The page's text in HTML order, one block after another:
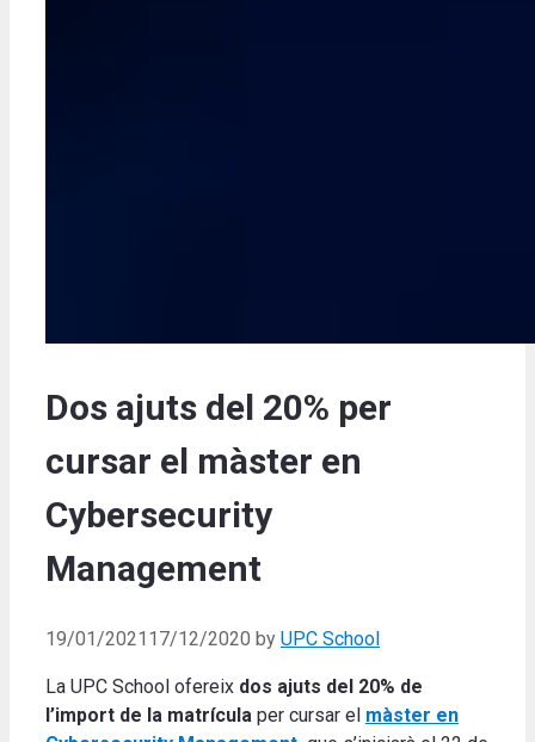
Dos ajuts del 20% per
cursar el màster en
Cybersecurity
Management
19/01/2021 17/12/2020 by UPC School
La UPC School ofereix dos ajuts del 20% de
l’import de la matrícula per cursar el màster en